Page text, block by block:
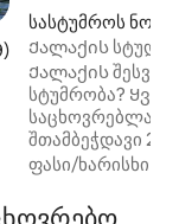
5‑დან
სასტუმროს
ზბერგი)
Ქალაქის
გალერეაში
Ქალაქის
სტუმრობა?
საცხოვრებლად
შთამბეჭდავი
გონივრულად
ბუნებრივი
ფასი/ხარისხი